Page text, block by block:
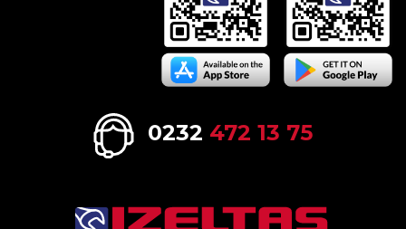
0232 472 13 75